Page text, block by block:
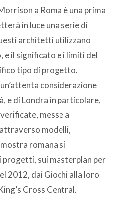
a Roma è una prima
in luce una serie di
architetti utilizzano
e il significato e i limiti del
tipo di progetto.
considerazione
e di Londra in particolare,
messe a
modelli,
romana si
sui masterplan per
2012, dai Giochi alla loro
Cross Central.